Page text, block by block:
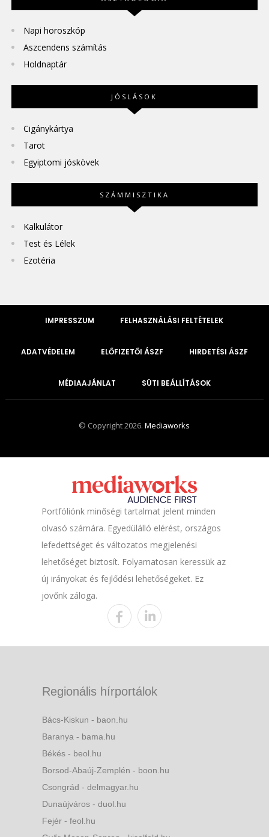
Napi horoszkóp
Aszcendens számítás
Holdnaptár
JÓSLÁSOK
Cigánykártya
Tarot
Egyiptomi jóskövek
SZÁMMISZTIKA
Kalkulátor
Test és Lélek
Ezotéria
IMPRESSZUM FELHASZNÁLÁSI FELTÉTELEK
ADATVÉDELEM ELŐFIZETŐI ÁSZF HIRDETÉSI ÁSZF
MÉDIAAJÁNLAT SÜTI BEÁLLÍTÁSOK
© Copyright 2026.Mediaworks
Portfóliónk minőségi tartalmat jelent minden
olvasó számára. Egyedülálló elérést, országos
lefedettséget és változatos megjelenési
lehetőséget biztosít. Folyamatosan keressük az
új irányokat és fejlődési lehetőségeket. Ez
jövőnk záloga.
Regionális hírportálok
Bács-Kiskun - baon.hu
Baranya - bama.hu
Békés - beol.hu
Borsod-Abaúj-Zemplén - boon.hu
Csongrád - delmagyar.hu
Dunaújváros - duol.hu
Fejér - feol.hu